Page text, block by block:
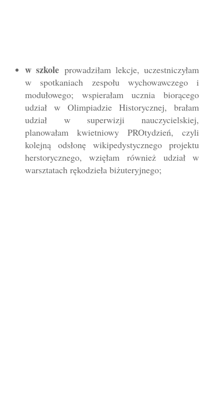
w szkole prowadziłam lekcje, uczestniczyłam
w spotkaniach zespołu wychowawczego i
modułowego; wspierałam ucznia biorącego
udział w Olimpiadzie Historycznej, brałam
udział w superwizji nauczycielskiej,
planowałam kwietniowy PROtydzień, czyli
kolejną odsłonę wikipedystycznego projektu
herstorycznego, wzięłam również udział w
warsztatach rękodzieła biżuteryjnego;